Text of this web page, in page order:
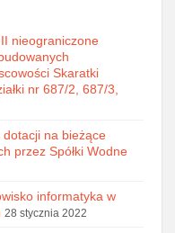
nieograniczone
Skaratki
nr 687/2, 687/3,
na bieżące
przez Spółki Wodne
informatyka w
28 stycznia 2022